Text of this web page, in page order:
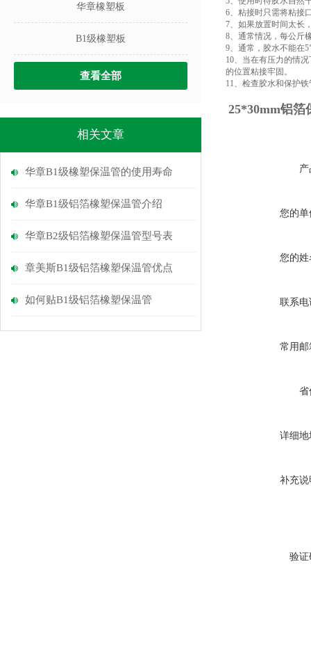
华章橡塑板
B1级橡塑板
查看全部
相关文章
华章B1级橡塑保温管的使用寿命
华章B1级铝箔橡塑保温管介绍
华章B2级铝箔橡塑保温管型号表
章美斯B1级铝箔橡塑保温管优点
如何贴B1级铝箔橡塑保温管
6、粘接时只需将粘接
7、如果放置时间太长
8、通常情况，每公斤
9、通常，胶水不能在
10、当在有压力的情
的位置粘接牢固。
11、检查胶水和保护
25*30mm铝箔
您的单
您的姓
联系电
常用邮
省
详细地
补充说
验证